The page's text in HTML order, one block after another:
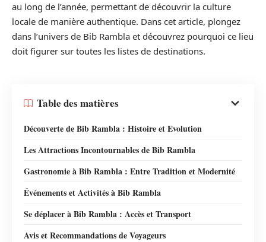
au long de l’année, permettant de découvrir la culture
locale de manière authentique. Dans cet article, plongez
dans l’univers de Bib Rambla et découvrez pourquoi ce lieu
doit figurer sur toutes les listes de destinations.
Table des matières
Découverte de Bib Rambla : Histoire et Evolution
Les Attractions Incontournables de Bib Rambla
Gastronomie à Bib Rambla : Entre Tradition et Modernité
Événements et Activités à Bib Rambla
Se déplacer à Bib Rambla : Accès et Transport
Avis et Recommandations de Voyageurs